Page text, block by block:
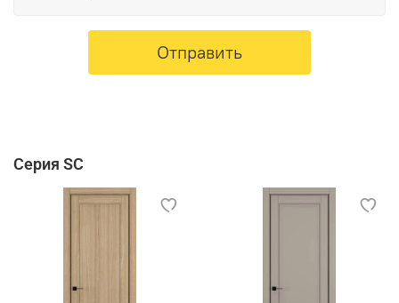
Отправить
Серия SC